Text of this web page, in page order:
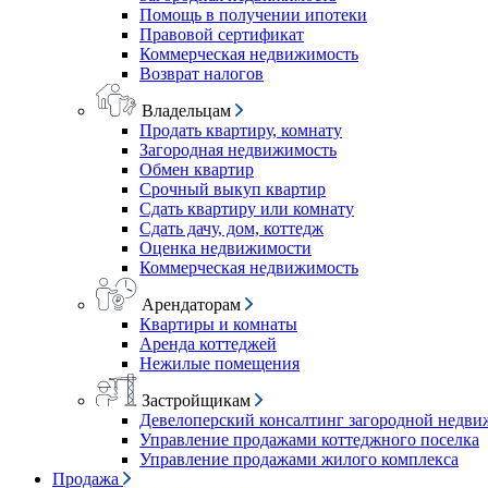
Помощь в получении ипотеки
Правовой сертификат
Коммерческая недвижимость
Возврат налогов
Владельцам
Продать квартиру, комнату
Загородная недвижимость
Обмен квартир
Срочный выкуп квартир
Сдать квартиру или комнату
Сдать дачу, дом, коттедж
Оценка недвижимости
Коммерческая недвижимость
Арендаторам
Квартиры и комнаты
Аренда коттеджей
Нежилые помещения
Застройщикам
Девелоперский консалтинг загородной
Управление продажами коттеджного поселка
Управление продажами жилого комплекса
Продажа